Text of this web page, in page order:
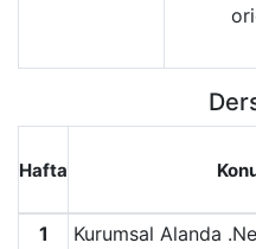
Hafta
1
Kurumsal Alanda